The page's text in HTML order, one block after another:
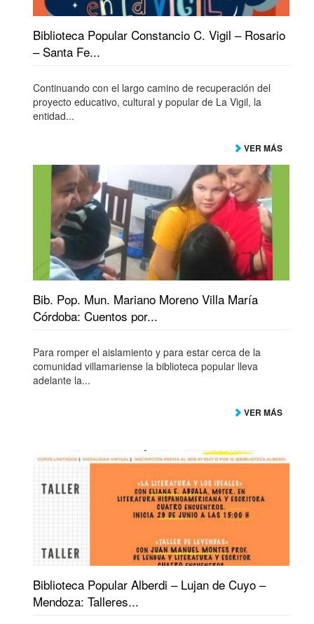
Biblioteca Popular Constancio C. Vigil – Rosario
– Santa Fe...
Continuando con el largo camino de recuperación del
proyecto educativo, cultural y popular de La Vigil, la
entidad...
VER MÁS
Bib. Pop. Mun. Mariano Moreno Villa María
Córdoba: Cuentos por...
Para romper el aislamiento y para estar cerca de la
comunidad villamariense la biblioteca popular lleva
adelante la...
VER MÁS
Biblioteca Popular Alberdi – Lujan de Cuyo –
Mendoza: Talleres...